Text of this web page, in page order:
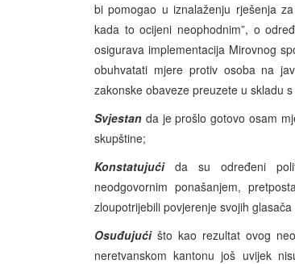
bi pomogao u iznalaženju rješenja
kada to ocijeni neophodnim”, o
osigurava implementacija Mirovnog
obuhvatati mjere protiv osoba na
zakonske obaveze preuzete u skladu
Svjestan da je prošlo gotovo osam
skupštine;
Konstatujućida su određeni
neodgovornim ponašanjem,
zloupotrijebili povjerenje svojih
Osuđujućišto kao rezultat ovog
neretvanskom kantonu još uvijek